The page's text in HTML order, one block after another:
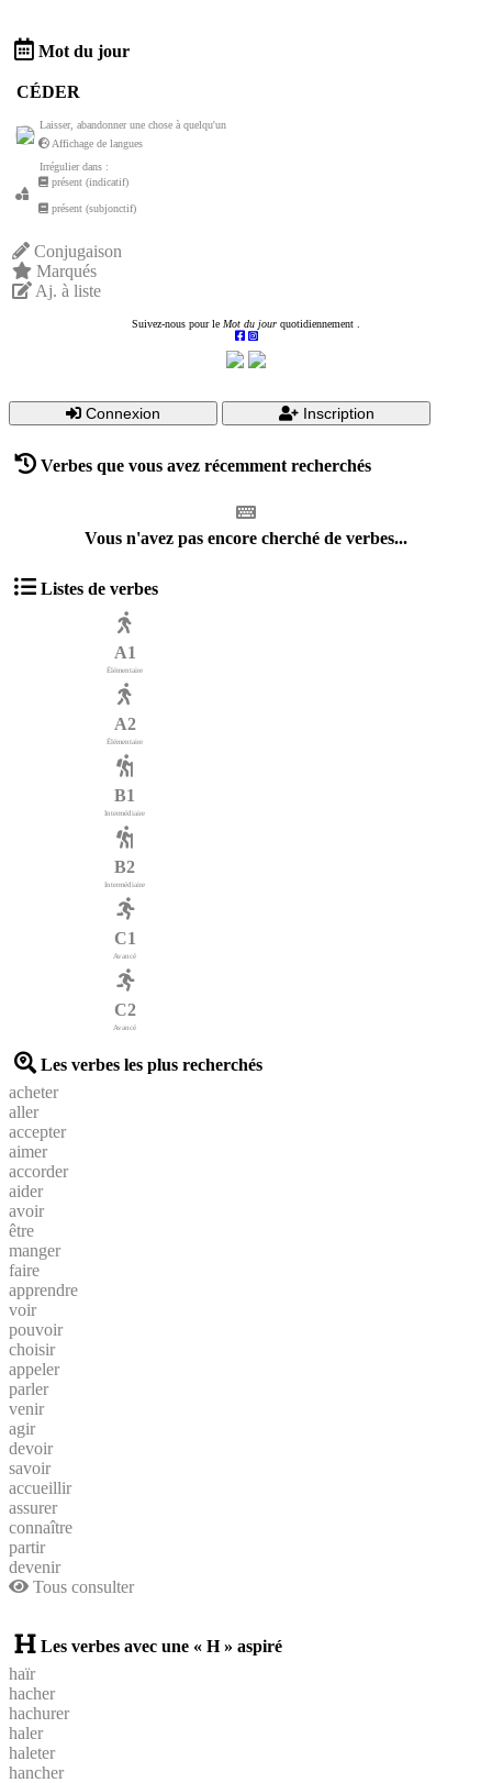
Mot du jour
CÉDER
Laisser, abandonner une chose à quelqu'un
Affichage de langues
Irrégulier dans :
présent (indicatif)
présent (subjonctif)
Conjugaison
Marqués
Aj. à liste
Suivez-nous pour le Mot du jour quotidiennement .
Connexion Inscription
Verbes que vous avez récemment recherchés
Vous n'avez pas encore cherché de verbes...
Listes de verbes
A1
Élémentaire
A2
Élémentaire
B1
Intermédiaire
B2
Intermédiaire
C1
Avancé
C2
Avancé
Les verbes les plus recherchés
acheter
aller
accepter
aimer
accorder
aider
avoir
être
manger
faire
apprendre
voir
pouvoir
choisir
appeler
parler
venir
agir
devoir
savoir
accueillir
assurer
connaître
partir
devenir
Tous consulter
Les verbes avec une « H » aspiré
haïr
hacher
hachurer
haler
haleter
hancher